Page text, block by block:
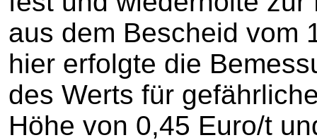
aus dem Bescheid vom
hier erfolgte die
des Werts für
Höhe von 0,45 Euro/t